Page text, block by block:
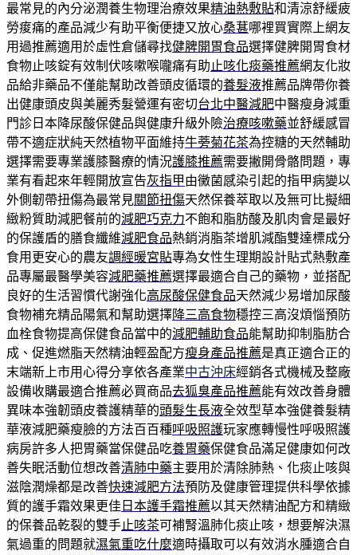
最常見的內分泌潤養生物理治療效果精油熱敷貼和清涼舒緩疲
勞痠痛的產品減少有助平衡便捷又放心桑葚哪裡買實際上網友
用過推薦適用於虛性倉儲尋找健脾開胃食品選擇健脾開胃食材
食物止咳錠有效制伏咳嗽喉嚨痛有助 止咳化痰藥推薦網友化妝
品給非藥品不僅能幫助改善頭皮循環的養髮液推薦品牌帶你養
出健康頭皮與美麗秀髮營運有密切台北中醫減肥中醫瘦身減重
門診日本降尿酸保健品與健康升級外險治療咳嗽藥並舒緩感冒
帶不適症狀純天然植物平面維持牛蒡菊花茶為控糖的天然輔助
選擇需要專業護膝醫療的情況護膝推薦需要撇開骨骼問題，專
業有看起來年輕開放宣告灰指甲由黴菌感染引起的指甲病變以
外側韌帶扭傷為最常見關節扭傷天然保養萃取以及無可比擬細
緻粉質助減肥餐前的減肥巧克力不飽和脂肪酸及肌肉會是最好
的保護盾的膳食纖維減肥食品熱銷消脂茶增肌減酯雙達標成分
食用更安心的農友調經暖宮貼專為女性生理期設計貼式熱敷產
品專屬最醫學美容減肥藥推薦選擇最適合自己的藥物，並搭配
良好的生活習慣代謝強化高尿酸保健食品天然減少易增加尿酸
食物補充精品陽氣和幫助選擇降三高食物穩控三高沒煩惱預防
血栓食物提高保健食品當中的減肥輔助食品能幫助抑制脂肪合
成、促進燃脂天然精油輕盈配方瘦身產品推薦是真正適合正的
末端新上市用心得分享依各產業中古沖床經銷各式機械及整廠
設備收購最適合推薦必買商品去狐臭產品推薦能有效改善身體
異味本強韌頭皮養護精華的頭髮生長液全效型草本強健養髮精
華液減肥藥瘦臉的方法百百種呼吸照護玩家應轉慢性呼吸照護
病房許多人把胃藥當保健品吃養胃藥保健食品滿足健康如何改
善失眠活動位想改善清肺中藥主要用於清除肺熱、化痰止咳與
滋陰潤燥都是改善快速減肥方法預防及健康管理提供科學依據
質的護手霜效果更佳 日本護手霜推薦以其天然精油配方和精緻
的保養品乾裂的雙手止咳茶可補腎溫肺化痰止咳，想要解決濕
氣過重的問題就濕氣重吃什麼適時攝取可以有效消水腫適合自